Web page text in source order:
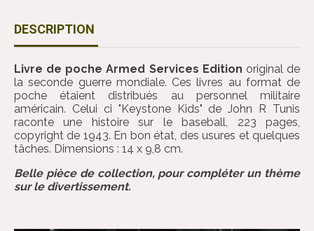
DESCRIPTION
Livre de poche Armed Services Edition original de
la seconde guerre mondiale. Ces livres au format de
poche étaient distribués au personnel militaire
américain. Celui ci "Keystone Kids" de John R Tunis
raconte une histoire sur le baseball, 223 pages,
copyright de 1943. En bon état, des usures et quelques
tâches. Dimensions : 14 x 9,8 cm.
Belle pièce de collection, pour compléter un thème
sur le divertissement.